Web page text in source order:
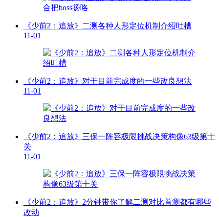
《少前2：追放》二测各种人形定位机制介绍吐槽
11-01
《少前2：追放》对于目前完成度的一些改良想法
11-01
《少前2：追放》三保一阵容极限挑战决策构像63级第十
关
11-01
《少前2：追放》2分钟带你了解二测对比首测都有哪些
改动